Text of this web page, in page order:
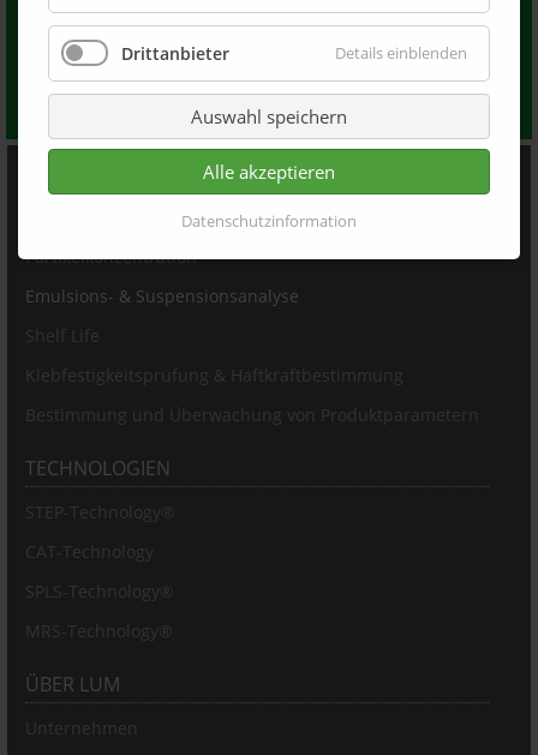
Kontaktieren Sie uns
Kontaktieren Sie uns für mehr Informationen oder ein
individuelles Angebot
Partikelgrößenbestimmung & Charakterisierung
Partikelkonzentration
Emulsions- & Suspensionsanalyse
Shelf Life
Klebfestigkeitsprüfung & Haftkraftbestimmung
Bestimmung und Überwachung von Produktparametern
TECHNOLOGIEN
STEP-Technology®
CAT-Technology
SPLS-Technology®
MRS-Technology®
ÜBER LUM
Unternehmen
Drittanbieter Details einblenden
Auswahl speichern
Alle akzeptieren
Datenschutzinformation